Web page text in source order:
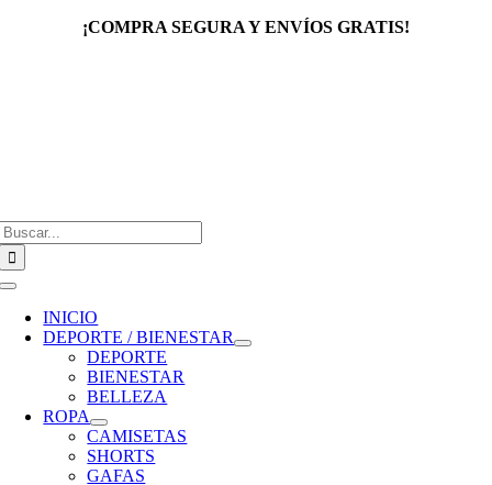
¡COMPRA SEGURA Y ENVÍOS GRATIS!
Toggle
Navigation
INICIO
DEPORTE / BIENESTAR
DEPORTE
BIENESTAR
BELLEZA
ROPA
CAMISETAS
SHORTS
GAFAS